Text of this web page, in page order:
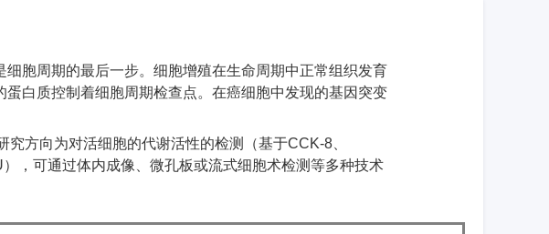
胞周期的最后一步。细胞增殖在生命周期中正常组织发育
白质控制着细胞周期检查点。在癌细胞中发现的基因突变
方向为对活细胞的代谢活性的检测（基于CCK-8、
，可通过体内成像、微孔板或流式细胞术检测等多种技术